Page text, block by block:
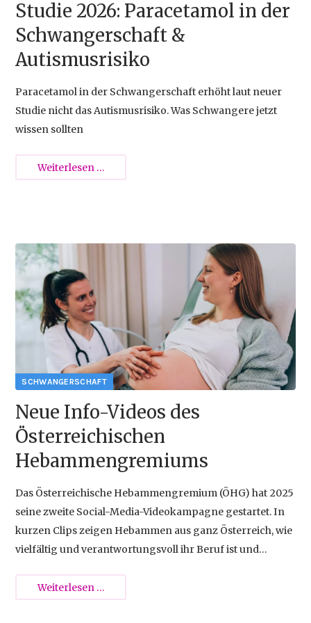
Studie 2026: Paracetamol in der
Schwangerschaft &
Autismusrisiko
Paracetamol in der Schwangerschaft erhöht laut neuer
Studie nicht das Autismusrisiko. Was Schwangere jetzt
wissen sollten
Weiterlesen …Studie
der
2025-11-28 16:18
{{empty}}
Neue Info-Videos des
Österreichischen
Hebammengremiums
Das Österreichische Hebammengremium (ÖHG) hat 2025
seine zweite Social-Media-Videokampagne gestartet. In
kurzen Clips zeigen Hebammen aus ganz Österreich, wie
vielfältig und verantwortungsvoll ihr Beruf ist und
Weiterlesen …Neue